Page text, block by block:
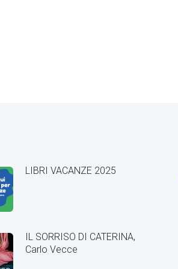
LIBRI VACANZE 2025
IL SORRISO DI CATERINA,
Carlo Vecce